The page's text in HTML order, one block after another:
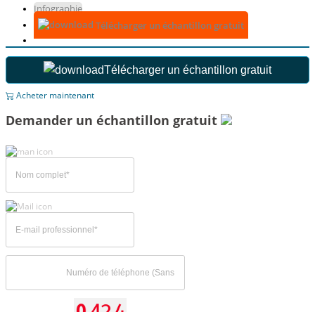
Infographie
Télécharger un échantillon gratuit
Télécharger un échantillon gratuit
Acheter maintenant
Demander un échantillon gratuit